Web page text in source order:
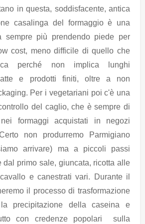
in questa, soddisfacente, antica
casalinga del formaggio è una
sempre più prendendo piede per
cost, meno difficile di quello che
perché non implica lunghi
e prodotti finiti, oltre a non
Per i vegetariani poi c'è una
del caglio, che è sempre di
formaggi acquistati in negozi
non produrremo Parmigiano
arrivare) ma a piccoli passi
dal primo sale, giuncata, ricotta alle
e canestrati vari. Durante il
il processo di trasformazione
precipitazione della caseina e
con credenze popolari sulla